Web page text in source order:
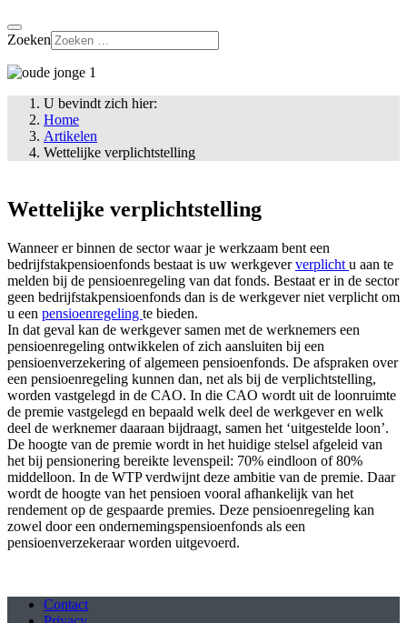
Zoeken
U bevindt zich hier:
Home
Artikelen
Wettelijke verplichtstelling
Wettelijke verplichtstelling
Wanneer er binnen de sector waar je werkzaam bent een
bedrijfstakpensioenfonds bestaat is uw werkgeververplicht u aan te
melden bij de pensioenregeling van dat fonds. Bestaat er in de sector
geen bedrijfstakpensioenfonds dan is de werkgever niet verplicht om
u een pensioenregeling te bieden.
In dat geval kan de werkgever samen met de werknemers een
pensioenregeling ontwikkelen of zich aansluiten bij een
pensioenverzekering of algemeen pensioenfonds. De afspraken over
een pensioenregeling kunnen dan, net als bij de verplichtstelling,
worden vastgelegd in de CAO. In die CAO wordt uit de loonruimte
de premie vastgelegd en bepaald welk deel de werkgever en welk
deel de werknemer daaraan bijdraagt, samen het ‘uitgestelde loon’.
De hoogte van de premie wordt in het huidige stelsel afgeleid van
het bij pensionering bereikte levenspeil: 70% eindloon of 80%
middelloon. In de WTP verdwijnt deze ambitie van de premie. Daar
wordt de hoogte van het pensioen vooral afhankelijk van het
rendement op de gespaarde premies. Deze pensioenregeling kan
zowel door een ondernemingspensioenfonds als een
pensioenverzekeraar worden uitgevoerd.
Contact